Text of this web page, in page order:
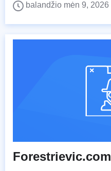
balandžio mėn 9, 2026
Forestrievic.com